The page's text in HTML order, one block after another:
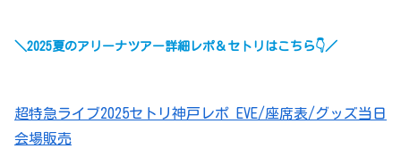
＼2025夏のアリーナツアー詳細レポ＆セトリはこちら👇／
超特急ライブ2025セトリ神戸レポ EVE/座席表/グッズ当日
会場販売